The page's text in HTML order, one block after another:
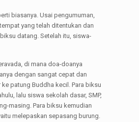
biasanya. Usai pengumuman,
yang telah ditentukan dan
datang. Setelah itu, siswa-
di mana doa-doanya
dengan sangat cepat dan
patung Buddha kecil. Para biksu
lalu siswa sekolah dasar, SMP,
masing. Para biksu kemudian
melepaskan sepasang burung.